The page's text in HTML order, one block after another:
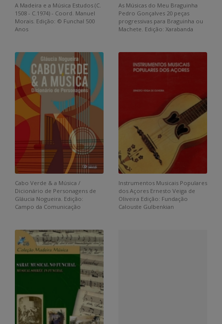
A Madeira e a Música Estudos (C.
1508 - C.1974) - Coord. Manuel
Morais. Edição: © Funchal 500
Anos
As Músicas do Meu Braguinha
Pedro Gonçalves 20 peças
progressivas para Braguinha ou
Machete. Edição: Xarabanda
Cabo Verde & a Música /
Dicionário de Personagens de
Gláucia Nogueira. Edição:
Campo da Comunicação
Instrumentos Musicais Populares
dos Açores Ernesto Veiga de
Oliveira Edição: Fundação
Calouste Gulbenkian